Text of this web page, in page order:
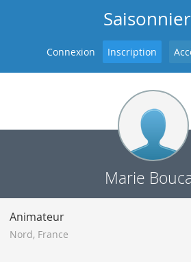
Saisonnier
Connexion Inscription
Marie
Animateur
Nord, France